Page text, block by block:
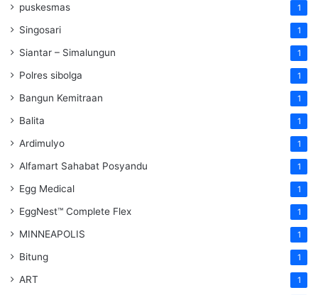
puskesmas 1
Singosari 1
Siantar – Simalungun 1
Polres sibolga 1
Bangun Kemitraan 1
Balita 1
Ardimulyo 1
Alfamart Sahabat Posyandu 1
Egg Medical 1
EggNest™ Complete Flex 1
MINNEAPOLIS 1
Bitung 1
ART 1